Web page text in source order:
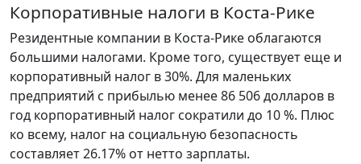
Корпоративные налоги в Коста-Рике
Резидентные компании в Коста-Рике облагаются
большими налогами. Кроме того, существует еще и
корпоративный налог в 30%. Для маленьких
предприятий с прибылью менее 86 506 долларов в
год корпоративный налог сократили до 10 %. Плюс
ко всему, налог на социальную безопасность
составляет 26.17% от нетто зарплаты.